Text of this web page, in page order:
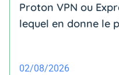
Proton VPN ou
lequel en donne le
02/08/2026